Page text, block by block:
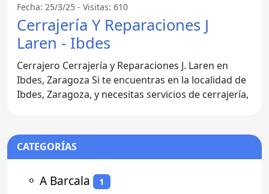
Fecha: 25/3/25 - Visitas: 610
Cerrajería Y Reparaciones J
Laren - Ibdes
Cerrajero Cerrajería y Reparaciones J. Laren en
Ibdes, Zaragoza Si te encuentras en la localidad de
Ibdes, Zaragoza, y necesitas servicios de cerrajería,
CATEGORÍAS
⚬ A Barcala 1